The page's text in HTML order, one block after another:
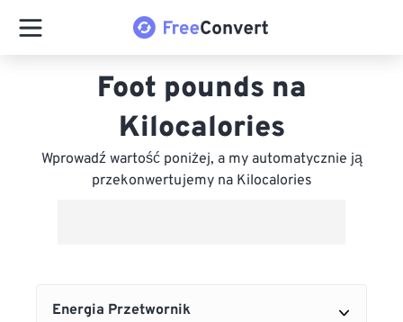
Foot pounds na
Kilocalories
Wprowadź wartość poniżej, a my automatycznie ją
przekonwertujemy na Kilocalories